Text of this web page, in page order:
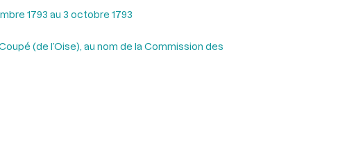
1793 au 3 octobre 1793
(de l’Oise), au nom de la Commission des